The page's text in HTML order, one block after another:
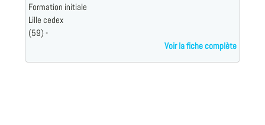
Formation initiale
Lille cedex
(59) -
Voir la fiche complète